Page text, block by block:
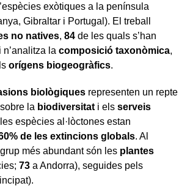
exòtiques a la península
Gibraltar i Portugal). El treball
no natives, 84 de les quals s’han
n’analitza la composició taxonòmica,
orígens biogeogràfics.
biològiques representen un repte
la biodiversitat i els serveis
espècies al·lòctones estan
de les extincions globals. Al
més abundant són les plantes
73 a Andorra), seguides pels